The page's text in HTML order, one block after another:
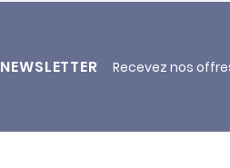
NEWSLETTER Recevez nos